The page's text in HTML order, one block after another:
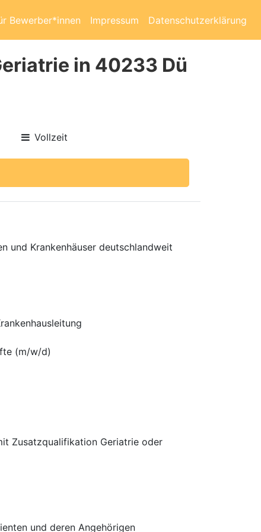
Bewerber*innen Impressum Datenschutzerklärung
in 40233 Dü
Vollzeit
und Krankenhäuser deutschlandweit
(m/w/d)
Zusatzqualifikation Geriatrie oder
und deren Angehörigen